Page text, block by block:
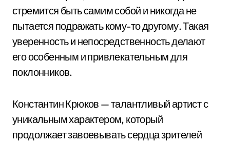
стремится быть самим собой и никогда не
пытается подражать кому-то другому. Такая
уверенность и непосредственность делают
его особенным и привлекательным для
поклонников.
Константин Крюков — талантливый артист с
уникальным характером, который
продолжает завоевывать сердца зрителей